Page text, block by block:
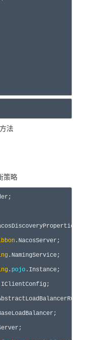
法
策略
.NacosServer;
.NamingService;
. pojo .Instance;